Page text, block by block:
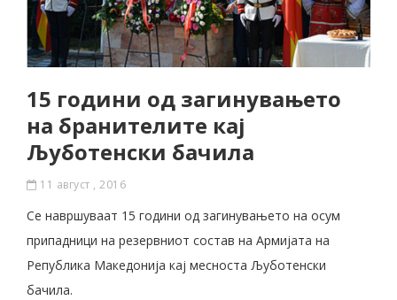
15 години од загинувањето
на бранителите кај
Љуботенски бачила
11 август , 2016
Се навршуваат 15 години од загинувањето на осум
припадници на резервниот состав на Армијата на
Република Македонија кај месноста Љуботенски
бачила.